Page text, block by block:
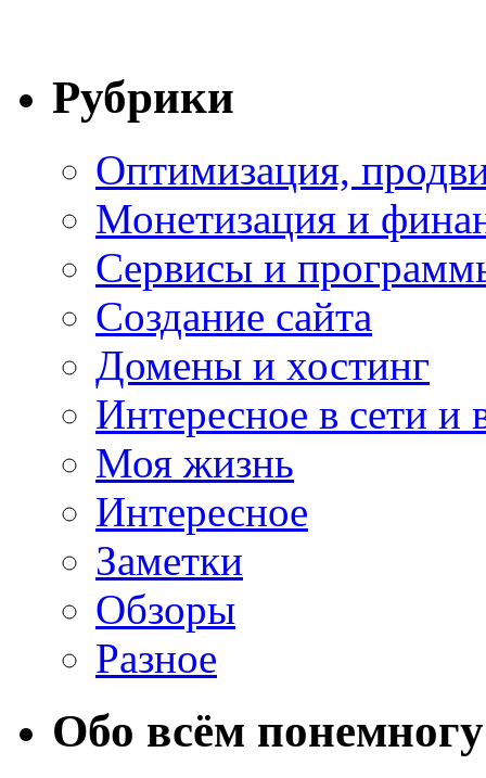
Рубрики
Оптимизация,
Монетизация и
Сервисы и
Создание сайта
Домены и хостинг
Интересное в сети и
Моя жизнь
Интересное
Заметки
Обзоры
Разное
Обо всём понемногу